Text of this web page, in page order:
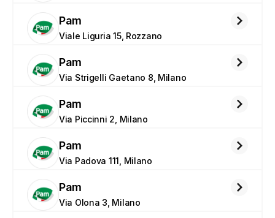
Pam
Viale Liguria 15, Rozzano
Pam
Via Strigelli Gaetano 8, Milano
Pam
Via Piccinni 2, Milano
Pam
Via Padova 111, Milano
Pam
Via Olona 3, Milano